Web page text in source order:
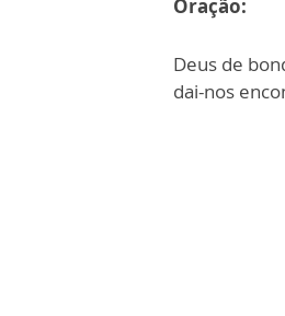
Oração:
Deus de
dai-nos